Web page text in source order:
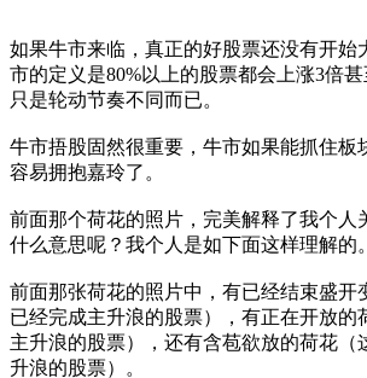
如果牛市来临，真正的好股票还没有开始
市的定义是80%以上的股票都会上涨3倍甚
只是轮动节奏不同而已。
牛市捂股固然很重要，牛市如果能抓住板
容易拥抱嘉玲了。
前面那个荷花的照片，完美解释了我个人
什么意思呢？我个人是如下面这样理解的。
前面那张荷花的照片中，有已经结束盛开
已经完成主升浪的股票），有正在开放的
主升浪的股票），还有含苞欲放的荷花（
升浪的股票）。